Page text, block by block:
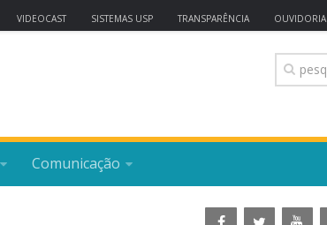
VIDEOCAST SISTEMAS USP TRANSPARÊNCIA OUVIDORIA
Comunicação